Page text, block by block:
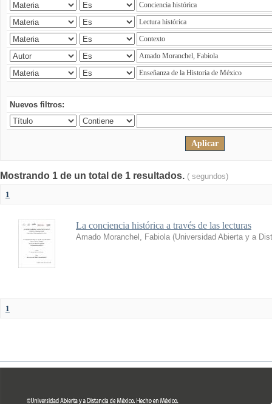
Nuevos filtros:
Mostrando 1 de un total de 1 resultados. ( segundos)
1
La conciencia histórica a través de las lecturas
Amado Moranchel, Fabiola (Universidad Abierta y a
1